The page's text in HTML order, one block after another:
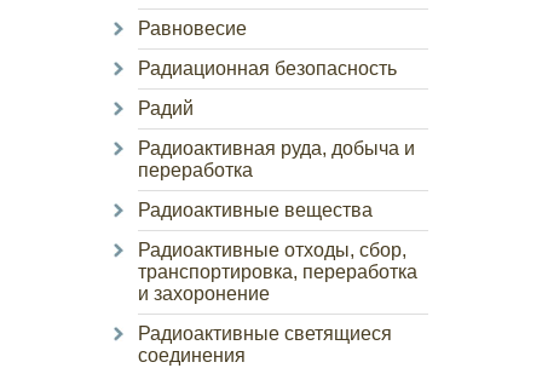
Равновесие
Радиационная безопасность
Радий
Радиоактивная руда, добыча и
переработка
Радиоактивные вещества
Радиоактивные отходы, сбор,
транспортировка, переработка
и захоронение
Радиоактивные светящиеся
соединения